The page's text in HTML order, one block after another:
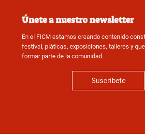
Únete a nuestro newsletter
En el FICM estamos creando contenido
festival, pláticas, exposiciones, talleres y
formar parte de la comunidad.
Suscríbete